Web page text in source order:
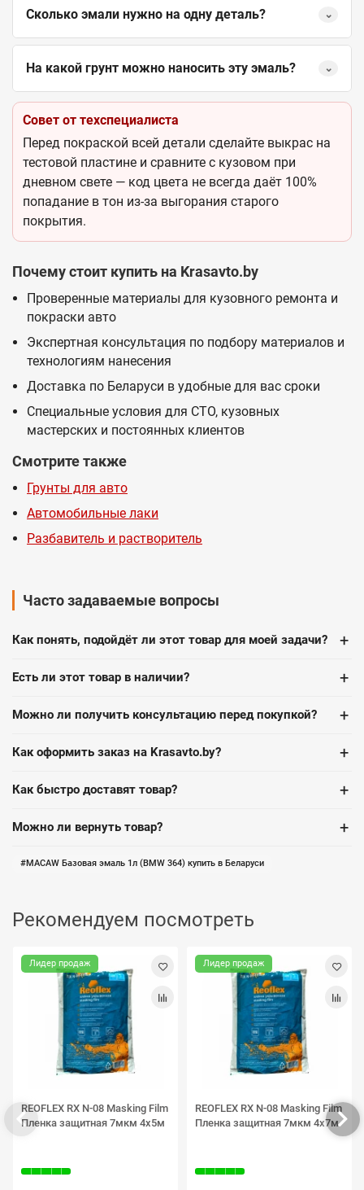
Сколько эмали нужно на одну деталь? ⌄
На какой грунт можно наносить эту эмаль? ⌄
Совет от техспециалиста
Перед покраской всей детали сделайте выкрас на
тестовой пластине и сравните с кузовом при
дневном свете — код цвета не всегда даёт 100%
попадание в тон из-за выгорания старого
покрытия.
Почему стоит купить на Krasavto.by
Проверенные материалы для кузовного ремонта и
покраски авто
Экспертная консультация по подбору материалов и
технологиям нанесения
Доставка по Беларуси в удобные для вас сроки
Специальные условия для СТО, кузовных
мастерских и постоянных клиентов
Смотрите также
Грунты для авто
Автомобильные лаки
Разбавитель и растворитель
Часто задаваемые вопросы
Как понять, подойдёт ли этот товар для моей задачи? +
Есть ли этот товар в наличии? +
Можно ли получить консультацию перед покупкой? +
Как оформить заказ на Krasavto.by? +
Как быстро доставят товар? +
Можно ли вернуть товар? +
MACAW Базовая эмаль 1л (BMW 364) купить в Беларуси
Рекомендуем посмотреть
Лидер продаж
REOFLEX RX N-08 Masking Film
Пленка защитная 7мкм 4х5м
Лидер продаж
REOFLEX RX N-08 Masking Film
Пленка защитная 7мкм 4х7м